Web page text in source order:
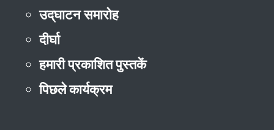
उद्‌घाटन समारोह
दीर्घा
हमारी प्रकाशित पुस्तकें
पिछले कार्यक्रम